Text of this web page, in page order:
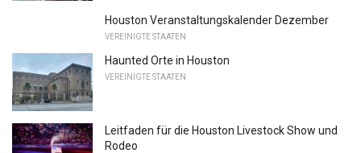
Houston Veranstaltungskalender Dezember
VEREINIGTE STAATEN
Haunted Orte in Houston
VEREINIGTE STAATEN
Leitfaden für die Houston Livestock Show und
Rodeo